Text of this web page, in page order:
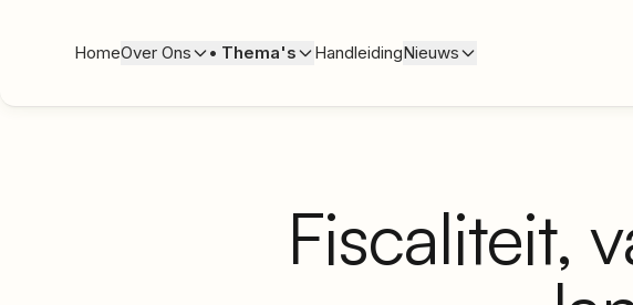
HomeOver Ons • Thema's HandleidingNieuws
Fiscaliteit,